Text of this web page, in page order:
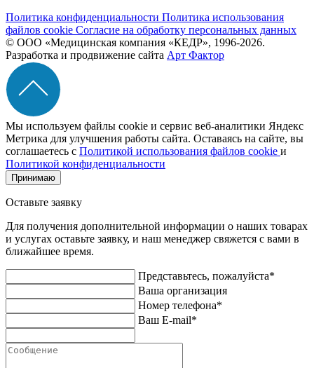
Политика конфиденциальности Политика использования
файлов cookie Согласие на обработку персональных данных
© ООО «Медицинская компания «КЕДР», 1996-2026.
Разработка и продвижение сайта Арт Фактор
Мы используем файлы cookie и сервис веб-аналитики Яндекс
Метрика для улучшения работы сайта. Оставаясь на сайте, вы
соглашаетесь с Политикой использования файлов cookie и
Политикой конфиденциальности
Принимаю
Оставьте заявку
Для получения дополнительной информации о наших товарах
и услугах оставьте заявку, и наш менеджер свяжется с вами в
ближайшее время.
Представьтесь, пожалуйста*
Ваша организация
Номер телефона*
Ваш E-mail*